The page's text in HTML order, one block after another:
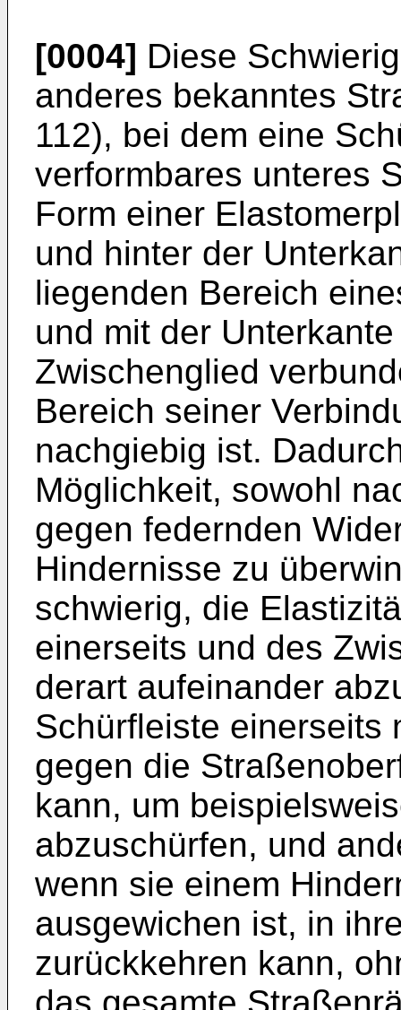
[0004] Diese
anderes bekanntes
112), bei dem eine
verformbares unteres
Form einer
und hinter der
liegenden Bereich
und mit der
Zwischenglied
Bereich seiner
nachgiebig ist.
Möglichkeit, sowohl
gegen federnden
Hindernisse zu
schwierig, die
einerseits und des
derart aufeinander
Schürfleiste einerseits
gegen die
kann, um
abzuschürfen, und
wenn sie einem
ausgewichen ist, in
zurückkehren kann,
das gesamte